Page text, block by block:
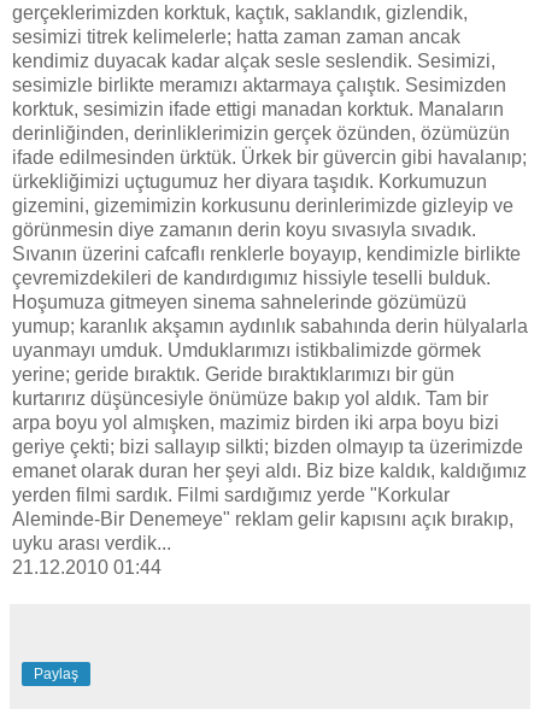
gerçeklerimizden korktuk, kaçtık, saklandık, gizlendik,
sesimizi titrek kelimelerle; hatta zaman zaman ancak
kendimiz duyacak kadar alçak sesle seslendik. Sesimizi,
sesimizle birlikte meramızı aktarmaya çalıştık. Sesimizden
korktuk, sesimizin ifade ettigi manadan korktuk. Manaların
derinliğinden, derinliklerimizin gerçek özünden, özümüzün
ifade edilmesinden ürktük. Ürkek bir güvercin gibi havalanıp;
ürkekliğimizi uçtugumuz her diyara taşıdık. Korkumuzun
gizemini, gizemimizin korkusunu derinlerimizde gizleyip ve
görünmesin diye zamanın derin koyu sıvasıyla sıvadık.
Sıvanın üzerini cafcaflı renklerle boyayıp, kendimizle birlikte
çevremizdekileri de kandırdıgımız hissiyle teselli bulduk.
Hoşumuza gitmeyen sinema sahnelerinde gözümüzü
yumup; karanlık akşamın aydınlık sabahında derin hülyalarla
uyanmayı umduk. Umduklarımızı istikbalimizde görmek
yerine; geride bıraktık. Geride bıraktıklarımızı bir gün
kurtarırız düşüncesiyle önümüze bakıp yol aldık. Tam bir
arpa boyu yol almışken, mazimiz birden iki arpa boyu bizi
geriye çekti; bizi sallayıp silkti; bizden olmayıp ta üzerimizde
emanet olarak duran her şeyi aldı. Biz bize kaldık, kaldığımız
yerden filmi sardık. Filmi sardığımız yerde "Korkular
Aleminde-Bir Denemeye" reklam gelir kapısını açık bırakıp,
uyku arası verdik...
21.12.2010 01:44
Paylaş